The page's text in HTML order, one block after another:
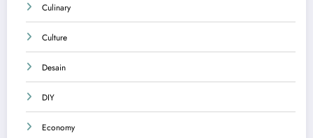
Culinary
Culture
Desain
DIY
Economy